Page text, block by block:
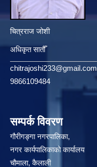
चित्रराज जोशी
अधिकृत सातौँ
chitrajoshi233@gmail.com
9866109484
सम्पर्क विवरण
गौरीगङ्गा नगरपालिका,
नगर कार्यपालिकाको कार्यालय
चौमाला, कैलाली